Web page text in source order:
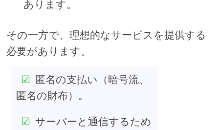
あります。
その一方で、理想的なサービスを提供する
必要があります。
匿名の支払い（暗号流、
匿名の財布）。
サーバーと通信するため